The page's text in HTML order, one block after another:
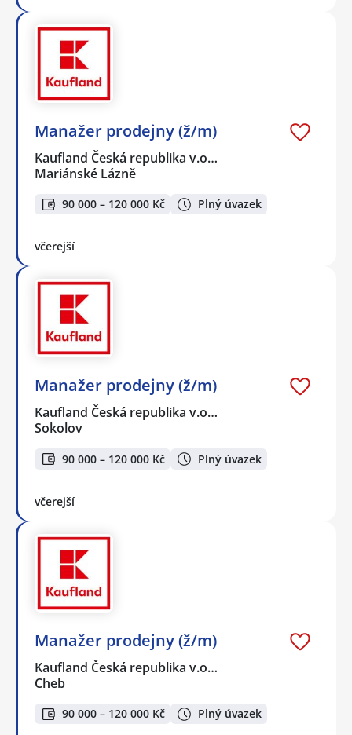
Manažer prodejny (ž/m)
Kaufland Česká republika v.o…
Mariánské Lázně
90 000 – 120 000 Kč Plný úvazek
včerejší
Manažer prodejny (ž/m)
Kaufland Česká republika v.o…
Sokolov
90 000 – 120 000 Kč Plný úvazek
včerejší
Manažer prodejny (ž/m)
Kaufland Česká republika v.o…
Cheb
90 000 – 120 000 Kč Plný úvazek